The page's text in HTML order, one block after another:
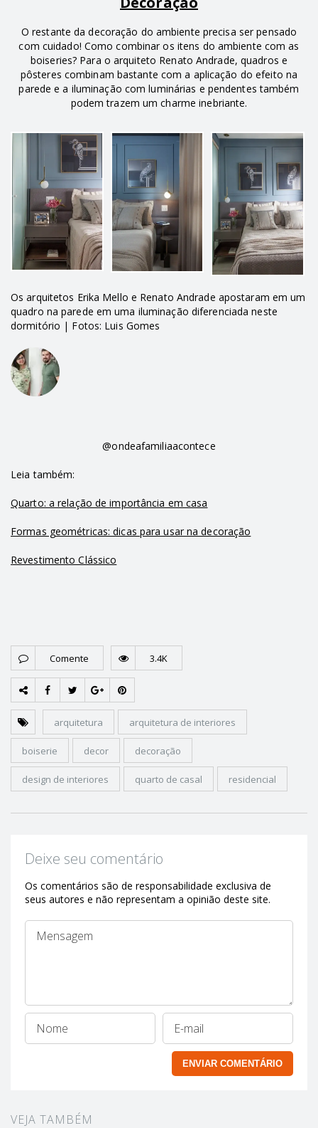
O restante da decoração do ambiente precisa ser pensado
com cuidado! Como combinar os itens do ambiente com as
boiseries? Para o arquiteto Renato Andrade, quadros e
pôsteres combinam bastante com a aplicação do efeito na
parede e a iluminação com luminárias e pendentes também
podem trazem um charme inebriante.
Os arquitetos Erika Mello e Renato Andrade apostaram em um
quadro na parede em uma iluminação diferenciada neste
dormitório | Fotos: Luis Gomes
@ondeafamiliaacontece
Leia também:
Quarto: a relação de importância em casa
Formas geométricas: dicas para usar na decoração
Revestimento Clássico
Comente 3.4K
arquitetura arquitetura de interiores
boiserie decor decoração
design de interiores quarto de casal residencial
Deixe seu comentário
Os comentários são de responsabilidade exclusiva de
seus autores e não representam a opinião deste site.
VEJA TAMBÉM